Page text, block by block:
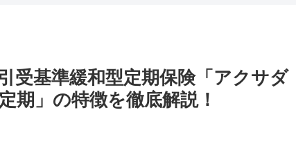
受基準緩和型定期保険「アクサダ
期」の特徴を徹底解説！